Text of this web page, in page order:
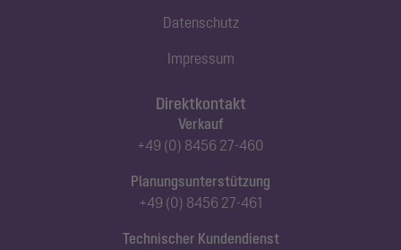
Direktkontakt
Verkauf
+49 (0) 8456 27-460
Planungsunterstützung
+49 (0) 8456 27-461
Technischer Kundendienst
Datenschutz
Impressum